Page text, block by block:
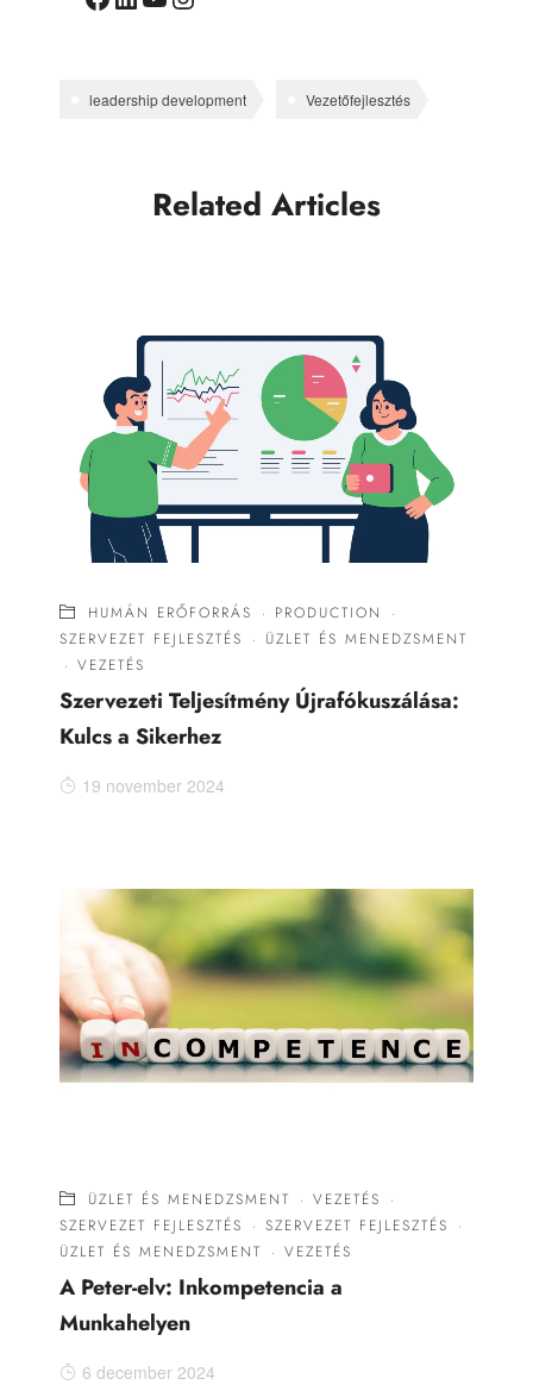
leadership development Vezetőfejlesztés
Related Articles
HUMÁN ERŐFORRÁS · PRODUCTION
·
SZERVEZET FEJLESZTÉS
· ÜZLET ÉS MENEDZSMENT
· VEZETÉS
Szervezeti Teljesítmény Újrafókuszálása:
Kulcs a Sikerhez
19 november 2024
ÜZLET ÉS MENEDZSMENT · VEZETÉS
·
SZERVEZET FEJLESZTÉS
· SZERVEZET FEJLESZTÉS
·
ÜZLET ÉS MENEDZSMENT
· VEZETÉS
A Peter-elv: Inkompetencia a
Munkahelyen
6 december 2024